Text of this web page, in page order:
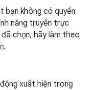
bạn không có quyền
năng truyền trực
chọn, hãy làm theo
.
xuất hiện trong